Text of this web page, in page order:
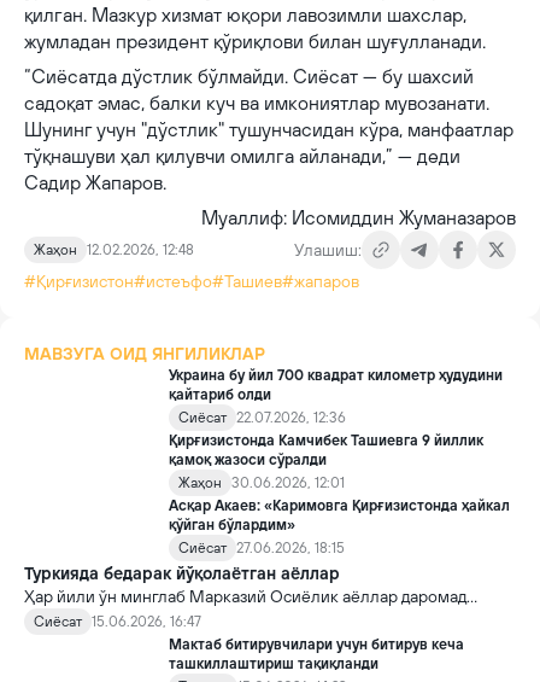
қилган. Мазкур хизмат юқори лавозимли шахслар,
жумладан президент қўриқлови билан шуғулланади.
“Сиёсатда дўстлик бўлмайди. Сиёсат — бу шахсий
садоқат эмас, балки куч ва имкониятлар мувозанати.
Шунинг учун "дўстлик" тушунчасидан кўра, манфаатлар
тўқнашуви ҳал қилувчи омилга айланади,” — деди
Садир Жапаров.
Муаллиф: Исомиддин Жуманазаров
Жаҳон 12.02.2026, 12:48
Улашиш:
#Қирғизистон#истеъфо#Ташиев#жапаров
МАВЗУГА ОИД ЯНГИЛИКЛАР
Украина бу йил 700 квадрат километр ҳудудини
қайтариб олди
Сиёсат 22.07.2026, 12:36
Қирғизистонда Камчибек Ташиевга 9 йиллик
қамоқ жазоси сўралди
Жаҳон
30.06.2026, 12:01
Асқар Акаев: «Каримовга Қирғизистонда ҳайкал
қўйган бўлардим»
Сиёсат 27.06.2026, 18:15
Туркияда бедарак йўқолаётган аёллар
Ҳар йили ўн минглаб Марказий Осиёлик аёллар даромад
топиш мақсадида Туркияга йўл олади. Сўнгги йилларда
миграция талабларининг кучайтирилиши ва кўплаб
аёлларнинг қонуний мақомга эга эмаслиги сабабли улар уй
Сиёсат 15.06.2026, 16:47
Мактаб битирувчилари учун битирув кеча
ташкиллаштириш тақиқланди